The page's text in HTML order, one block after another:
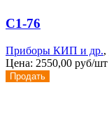
С1-76
Приборы КИП и др.,
Цена: 2550,00 руб/шт
Продать